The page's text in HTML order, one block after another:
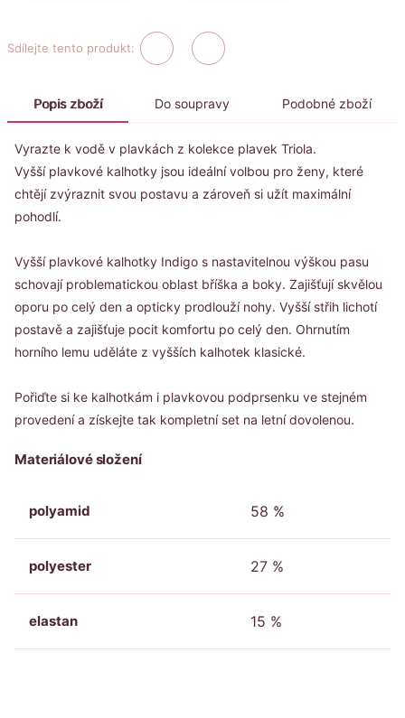
Sdílejte tento produkt:
Popis zboží Do soupravy Podobné zboží
Vyrazte k vodě v plavkách z kolekce plavek Triola.
Vyšší plavkové kalhotky jsou ideální volbou pro ženy, které
chtějí zvýraznit svou postavu a zároveň si užít maximální
pohodlí.
Vyšší plavkové kalhotky Indigo s nastavitelnou výškou pasu
schovají problematickou oblast bříška a boky. Zajišťují skvělou
oporu po celý den a opticky prodlouží nohy. Vyšší střih lichotí
postavě a zajišťuje pocit komfortu po celý den. Ohrnutím
horního lemu uděláte z vyšších kalhotek klasické.
Pořiďte si ke kalhotkám i plavkovou podprsenku ve stejném
provedení a získejte tak kompletní set na letní dovolenou.
Materiálové složení
polyamid 58 %
polyester 27 %
elastan 15 %